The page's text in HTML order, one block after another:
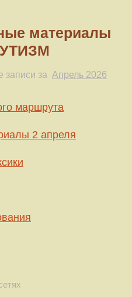
материалы
записи за Апрель 2026
маршрута
2 апреля